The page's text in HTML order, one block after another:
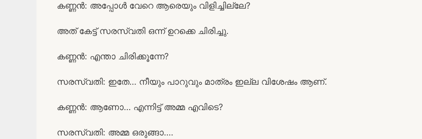
കണ്ണൻ: അപ്പോൾ വേറെ ആരെയും വിളിച്ചില്ലേ?
അത് കേട്ട് സരസ്വതി ഒന്ന് ഉറക്കെ ചിരിച്ചു.
കണ്ണൻ: എന്താ ചിരിക്കൂന്നേ?
സരസ്വതി: ഇതേ… നീയും പാറുവും മാത്രം ഇല്ല വിശേഷം ആണ്.
കണ്ണൻ: ആണോ… എന്നിട്ട് അമ്മ എവിടെ?
സരസ്വതി: അമ്മ ഒരുങ്ങാ….